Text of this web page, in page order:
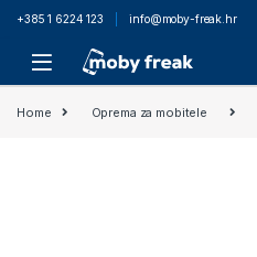
+385 1 6224 123 info@moby-freak.hr
Home Oprema za mobitele